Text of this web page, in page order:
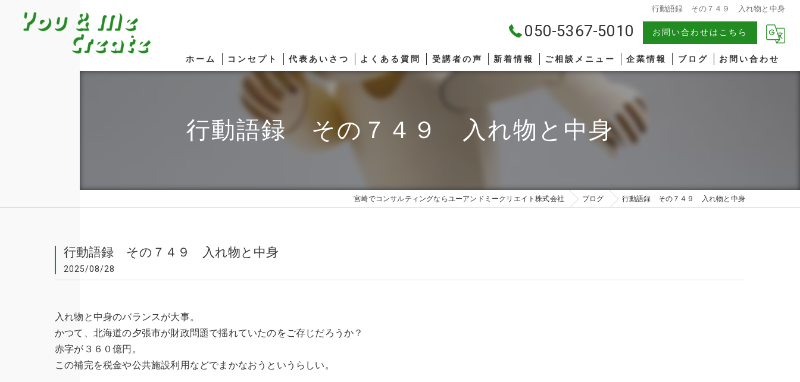
行動語録 その７４９ 入れ物と中身
050-5367-5010 お問い合わせはこちら
ホーム コンセプト 代表あいさつ よくある質問 受講者の声 新着情報 ご相談メニュー
AIコンサルティング
ファシリテーション
企業情報
著書一覧
ブログ お問い合わせ
行動語録 その７４９ 入れ物と中身
宮崎でコンサルティングならユーアンドミークリエイト株式会社 ブログ 行動語録 その７４９ 入れ物と中身
行動語録 その７４９ 入れ物と中身
2025/08/28
入れ物と中身のバランスが大事。
かつて、北海道の夕張市が財政問題で揺れていたのをご存じだろうか？
赤字が３６０億円。
この補完を税金や公共施設利用などでまかなおうというらしい。